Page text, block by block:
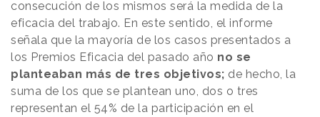
consecución de los mismos será la medida de la
eficacia del trabajo. En este sentido, el informe
señala que la mayoría de los casos presentados a
los Premios Eficacia del pasado año no se
planteaban más de tres objetivos; de hecho, la
suma de los que se plantean uno, dos o tres
representan el 54% de la participación en el